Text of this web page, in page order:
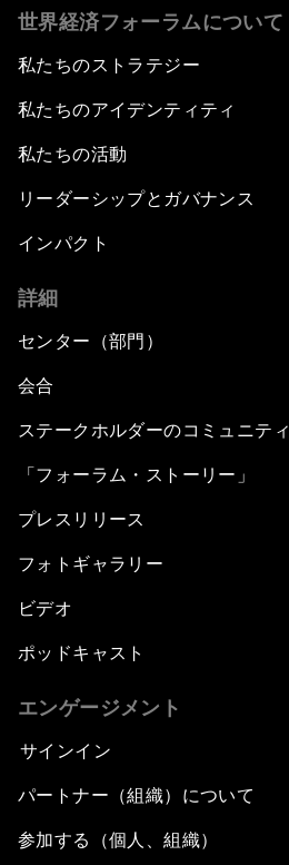
世界経済フォーラムについて
私たちのストラテジー
私たちのアイデンティティ
私たちの活動
リーダーシップとガバナンス
インパクト
詳細
センター（部門）
会合
ステークホルダーのコミュニティ
「フォーラム・ストーリー」
プレスリリース
フォトギャラリー
ビデオ
ポッドキャスト
エンゲージメント
サインイン
パートナー（組織）について
参加する（個人、組織）